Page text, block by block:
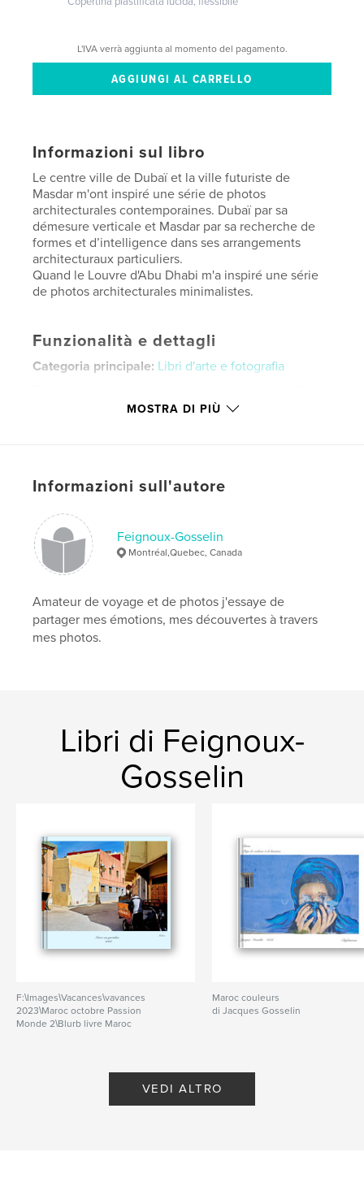
L'IVA verrà aggiunta al momento del pagamento.
Informazioni sul libro
Le centre ville de Dubaï et la ville futuriste de
Masdar m'ont inspiré une série de photos
architecturales contemporaines. Dubaï par sa
démesure verticale et Masdar par sa recherche de
formes et d’intelligence dans ses arrangements
architecturaux particuliers.
Quand le Louvre d'Abu Dhabi m'a inspiré une série
de photos architecturales minimalistes.
Funzionalità e dettagli
Categoria principale: Libri d'arte e fotografia
LinguaFrench
Parole chiave
voyage Dubaï , Abu Dhabi. architecture
MOSTRA DI PIÙ
Informazioni sull'autore
Feignoux-Gosselin
Montréal,Quebec, Canada
Amateur de voyage et de photos j'essaye de
partager mes émotions, mes découvertes à travers
mes photos.
Libri di Feignoux-
Gosselin
F:\Images\Vacances\vavances
2023\Maroc octobre Passion
Monde 2\Blurb livre Maroc
Maroc couleurs
di Jacques Gosselin
VEDI ALTRO